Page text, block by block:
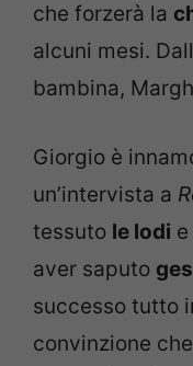
che forzerà la
alcuni mesi.
bambina,
Giorgio è
un’intervista a
tessuto le lodi e
aver saputo
successo tutto
convinzione